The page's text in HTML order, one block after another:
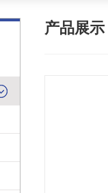
产品展示